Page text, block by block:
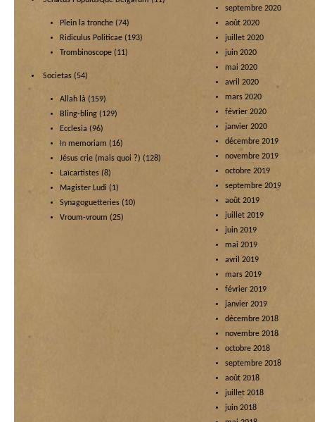
Plein la tronche (74)
Ridiculus Politicae (193)
Trombinoscope (11)
Societas (54)
Allah là (159)
Bling-bling (129)
Ecclesia (96)
In memoriam (16)
Jésus crie (mais quoi ?) (128)
Laïcartistes (8)
Magister Ludi (1)
Synagoguetteries (10)
Vroum-vroum (25)
septembre 2020
août 2020
juillet 2020
juin 2020
mai 2020
avril 2020
mars 2020
février 2020
janvier 2020
décembre 2019
novembre 2019
octobre 2019
septembre 2019
août 2019
juillet 2019
juin 2019
mai 2019
avril 2019
mars 2019
février 2019
janvier 2019
décembre 2018
novembre 2018
octobre 2018
septembre 2018
août 2018
juillet 2018
juin 2018